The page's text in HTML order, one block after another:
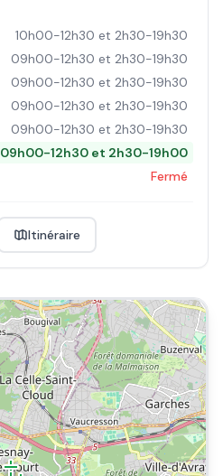
10h00-12h30 et 2h30-19h30
09h00-12h30 et 2h30-19h30
09h00-12h30 et 2h30-19h30
09h00-12h30 et 2h30-19h30
09h00-12h30 et 2h30-19h30
09h00-12h30 et 2h30-19h00
Fermé
Itinéraire